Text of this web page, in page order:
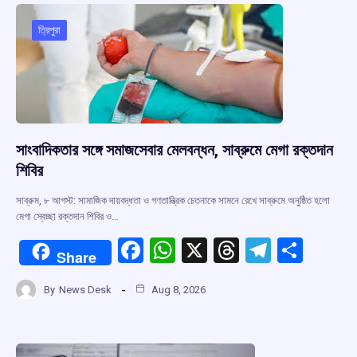
o
o
k
A
p
p
d
s
a
m
ত্রিপুরা
সাংবাদিকতার সঙ্গে সমাজসেবার মেলবন্ধন, সাব্রুমে মেগা রক্তদান
শিবির
সাব্রুম, ৮ আগস্ট: সামাজিক দায়বদ্ধতা ও গণতান্ত্রিক চেতনাকে সামনে রেখে সাব্রুমে অনুষ্ঠিত হলো
মেগা স্বেচ্ছা রক্তদান শিবির ও…
Share
F
ce
W
at
X
T
T
By News Desk Aug 8, 2026